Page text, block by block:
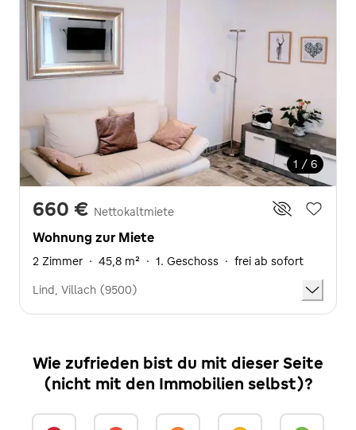
1 / 6
660 € Nettokaltmiete
Wohnung zur Miete
2 Zimmer · 45,8 m² · 1. Geschoss · frei ab sofort
Lind, Villach (9500)
Wie zufrieden bist du mit dieser Seite
(nicht mit den Immobilien selbst)?